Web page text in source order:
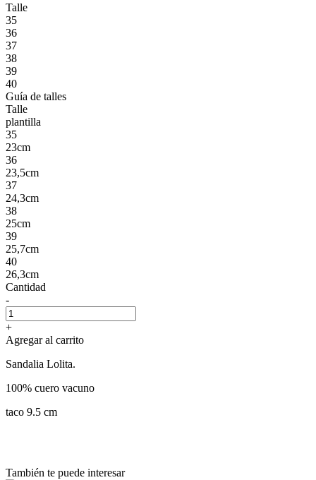
Talle
35
36
37
38
39
40
Guía de talles
Talle
plantilla
35
23cm
36
23,5cm
37
24,3cm
38
25cm
39
25,7cm
40
26,3cm
Cantidad
-
+
Agregar al carrito
Sandalia Lolita.
100% cuero vacuno
taco 9.5 cm
También te puede interesar